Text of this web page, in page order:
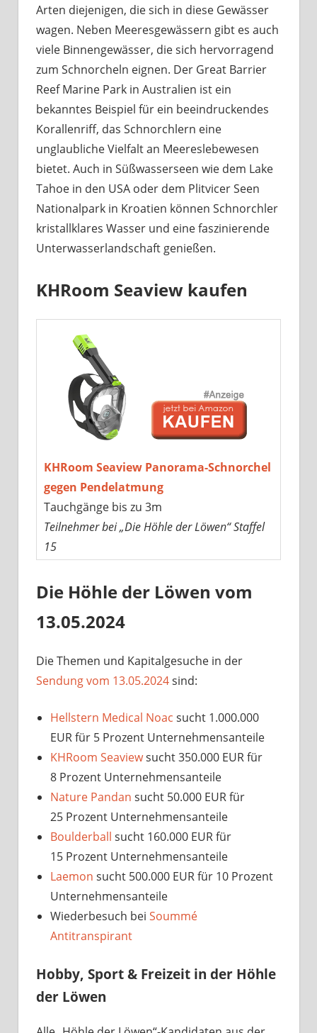
Arten diejenigen, die sich in diese Gewässer
wagen. Neben Meeresgewässern gibt es auch
viele Binnengewässer, die sich hervorragend
zum Schnorcheln eignen. Der Great Barrier
Reef Marine Park in Australien ist ein
bekanntes Beispiel für ein beeindruckendes
Korallenriff, das Schnorchlern eine
unglaubliche Vielfalt an Meereslebewesen
bietet. Auch in Süßwasserseen wie dem Lake
Tahoe in den USA oder dem Plitvicer Seen
Nationalpark in Kroatien können Schnorchler
kristallklares Wasser und eine faszinierende
Unterwasserlandschaft genießen.
KHRoom Seaview kaufen
KHRoom Seaview Panorama-Schnorchel
gegen Pendelatmung
Tauchgänge bis zu 3m
Teilnehmer bei „Die Höhle der Löwen“ Staffel
15
Die Höhle der Löwen vom
13.05.2024
Die Themen und Kapitalgesuche in der
Sendung vom 13.05.2024sind:
Hellstern Medical Noac sucht 1.000.000
EUR für 5 Prozent Unternehmensanteile
KHRoom Seaviewsucht 350.000 EUR für
8 Prozent Unternehmensanteile
Nature Pandan sucht 50.000 EUR für
25 Prozent Unternehmensanteile
Boulderball sucht 160.000 EUR für
15 Prozent Unternehmensanteile
Laemon sucht 500.000 EUR für 10 Prozent
Unternehmensanteile
Wiederbesuch bei Soummé
Antitranspirant
Hobby, Sport & Freizeit in der Höhle
der Löwen